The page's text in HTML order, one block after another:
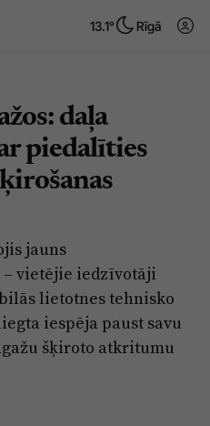
13.1° Rīgā
Pieslēgties
Tēmas
Dzīve un ticība
Ekonomika
Krimināli
Izklaide
daļa
piedalīties
jauns
vietējie iedzīvotāji
lietotnes tehnisko
iespēja paust savu
šķiroto atkritumu